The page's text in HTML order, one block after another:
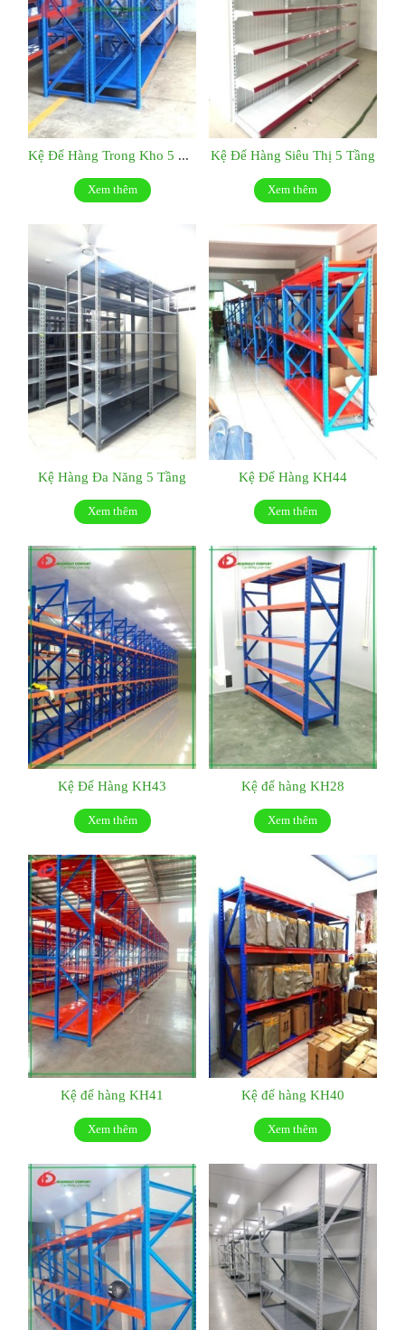
Xem thêm
Kệ Để Hàng Siêu Thị 5 Tầng
Xem thêm
Kệ Hàng Đa Năng 5 Tầng
Xem thêm
Kệ Để Hàng KH44
Xem thêm
Kệ Để Hàng KH43
Xem thêm
Kệ để hàng KH28
Xem thêm
Kệ để hàng KH41
Xem thêm
Kệ để hàng KH40
Xem thêm